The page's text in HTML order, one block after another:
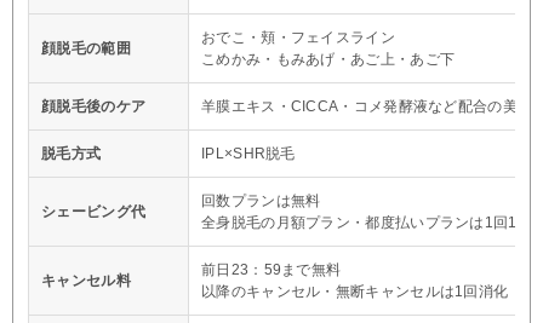
顔脱毛の範囲
おでこ・頬・フェイスライン
こめかみ・もみあげ・あご上・あご下
顔脱毛後のケア 羊膜エキス・CICCA・コメ発酵液など配合の美容
脱毛方式 IPL×SHR脱毛
シェービング代
回数プランは無料
全身脱毛の月額プラン・都度払いプランは1回
キャンセル料
前日23：59まで無料
以降のキャンセル・無断キャンセルは1回消化